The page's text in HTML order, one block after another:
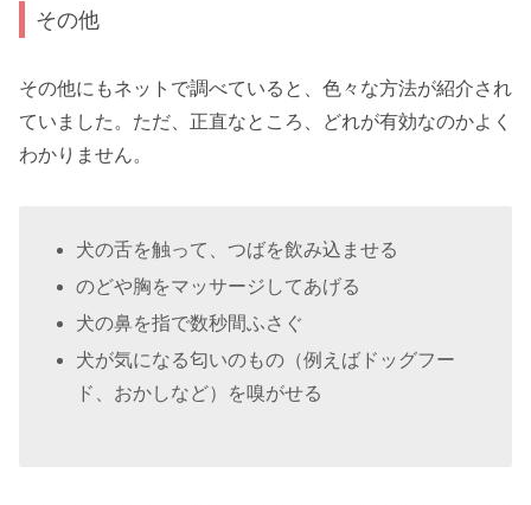
その他
その他にもネットで調べていると、色々な方法が紹介され
ていました。ただ、正直なところ、どれが有効なのかよく
わかりません。
犬の舌を触って、つばを飲み込ませる
のどや胸をマッサージしてあげる
犬の鼻を指で数秒間ふさぐ
犬が気になる匂いのもの（例えばドッグフー
ド、おかしなど）を嗅がせる